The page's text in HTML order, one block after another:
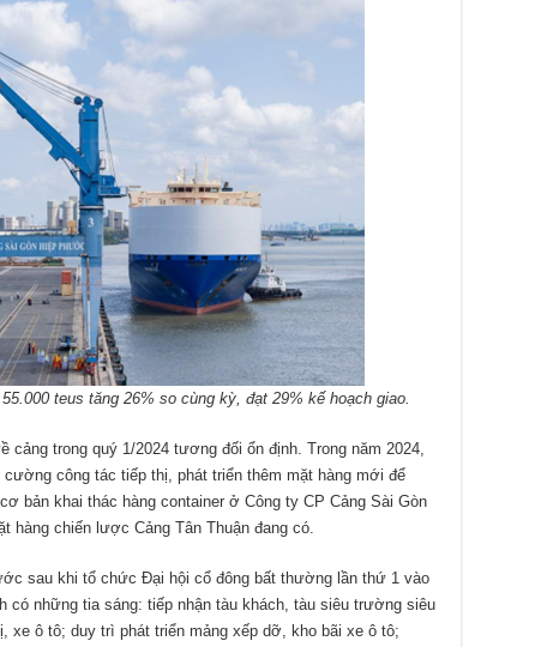
teus tăng 26% so cùng kỳ, đạt 29% kế hoạch giao.
cảng trong quý 1/2024 tương đối ổn định. Trong năm 2024,
công tác tiếp thị, phát triển thêm mặt hàng mới để
bản khai thác hàng container ở Công ty CP Cảng Sài Gòn
hàng chiến lược Cảng Tân Thuận đang có.
sau khi tổ chức Đại hội cổ đông bất thường lần thứ 1 vào
có những tia sáng: tiếp nhận tàu khách, tàu siêu trường siêu
xe ô tô; duy trì phát triển mảng xếp dỡ, kho bãi xe ô tô;